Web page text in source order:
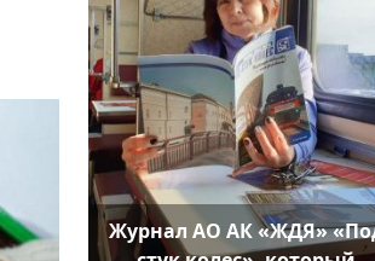
Журнал АО АК «ЖДЯ»